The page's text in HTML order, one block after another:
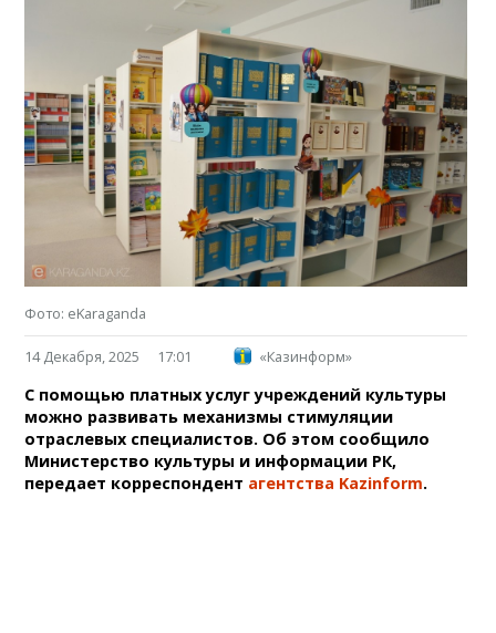
Фото: eKaraganda
14 Декабря, 2025 17:01 «Казинформ»
С помощью платных услуг учреждений культуры
можно развивать механизмы стимуляции
отраслевых специалистов. Об этом сообщило
Министерство культуры и информации РК,
передает корреспондент агентства Kazіnform.